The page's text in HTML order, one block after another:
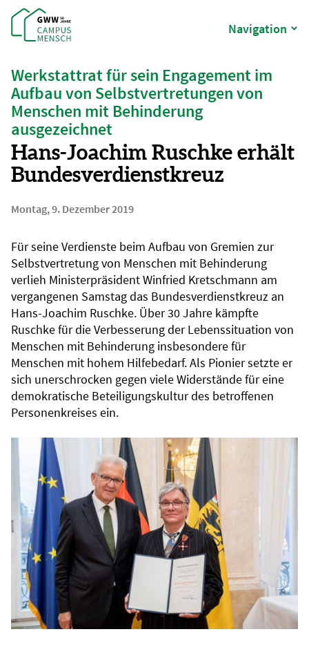
Navigation
Werkstattrat für sein Engagement im
Aufbau von Selbstvertretungen von
Menschen mit Behinderung
ausgezeichnet
Hans-Joachim Ruschke erhält
Bundesverdienstkreuz
Montag, 9. Dezember 2019
Für seine Verdienste beim Aufbau von Gremien zur
Selbstvertretung von Menschen mit Behinderung
verlieh Ministerpräsident Winfried Kretschmann am
vergangenen Samstag das Bundesverdienstkreuz an
Hans-Joachim Ruschke. Über 30 Jahre kämpfte
Ruschke für die Verbesserung der Lebenssituation von
Menschen mit Behinderung insbesondere für
Menschen mit hohem Hilfebedarf. Als Pionier setzte er
sich unerschrocken gegen viele Widerstände für eine
demokratische Beteiligungskultur des betroffenen
Personenkreises ein.